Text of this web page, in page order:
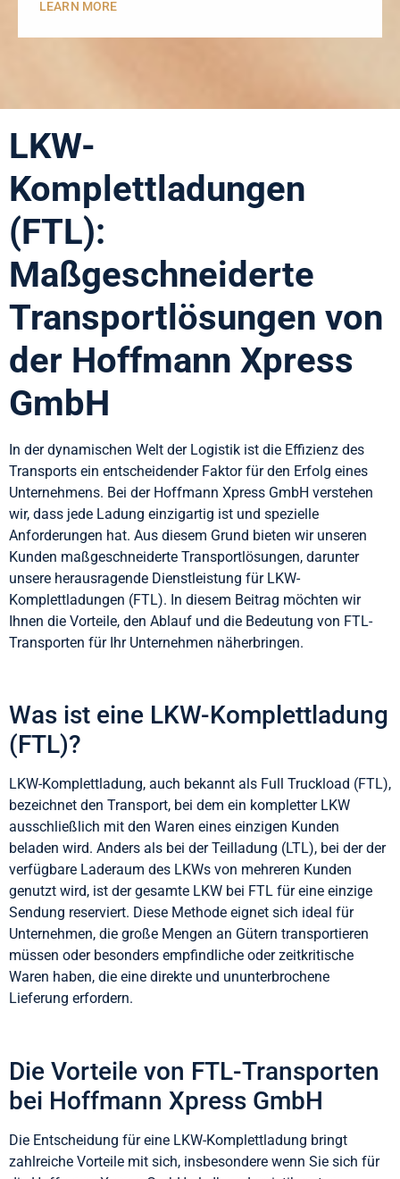
LEARN MORE
LKW-
Komplettladungen
(FTL):
Maßgeschneiderte
Transportlösungen von
der Hoffmann Xpress
GmbH
In der dynamischen Welt der Logistik ist die Effizienz des
Transports ein entscheidender Faktor für den Erfolg eines
Unternehmens. Bei der Hoffmann Xpress GmbH verstehen
wir, dass jede Ladung einzigartig ist und spezielle
Anforderungen hat. Aus diesem Grund bieten wir unseren
Kunden maßgeschneiderte Transportlösungen, darunter
unsere herausragende Dienstleistung für LKW-
Komplettladungen (FTL). In diesem Beitrag möchten wir
Ihnen die Vorteile, den Ablauf und die Bedeutung von FTL-
Transporten für Ihr Unternehmen näherbringen.
Was ist eine LKW-Komplettladung
(FTL)?
LKW-Komplettladung, auch bekannt als Full Truckload (FTL),
bezeichnet den Transport, bei dem ein kompletter LKW
ausschließlich mit den Waren eines einzigen Kunden
beladen wird. Anders als bei der Teilladung (LTL), bei der der
verfügbare Laderaum des LKWs von mehreren Kunden
genutzt wird, ist der gesamte LKW bei FTL für eine einzige
Sendung reserviert. Diese Methode eignet sich ideal für
Unternehmen, die große Mengen an Gütern transportieren
müssen oder besonders empfindliche oder zeitkritische
Waren haben, die eine direkte und ununterbrochene
Lieferung erfordern.
Die Vorteile von FTL-Transporten
bei Hoffmann Xpress GmbH
Die Entscheidung für eine LKW-Komplettladung bringt
zahlreiche Vorteile mit sich, insbesondere wenn Sie sich für